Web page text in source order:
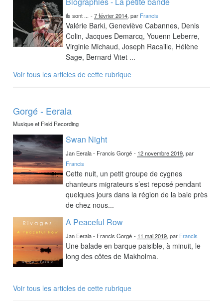
ils sont ... -7 février 2014, par Francis
Valérie Barki, Geneviève Cabannes, Denis
Colin, Jacques Demarcq, Youenn Leberre,
Virginie Michaud, Joseph Racaille, Hélène
Sage, Bernard Vitet ...
Voir tous les articles de cette rubrique
Gorgé - Eerala
Musique et Field Recording
Swan Night
Jan Eerala - Francis Gorgé - 12 novembre 2019, par
Francis
Cette nuit, un petit groupe de cygnes
chanteurs migrateurs s’est reposé pendant
quelques jours dans la région de la baie près
de chez nous...
A Peaceful Row
Jan Eerala - Francis Gorgé - 11 mai 2019, par Francis
Une balade en barque paisible, à minuit, le
long des côtes de Makholma.
Voir tous les articles de cette rubrique